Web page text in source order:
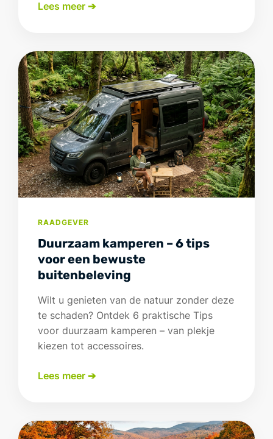
Lees meer ➔
RAADGEVER
Duurzaam kamperen – 6 tips
voor een bewuste
buitenbeleving
Wilt u genieten van de natuur zonder deze
te schaden? Ontdek 6 praktische Tips
voor duurzaam kamperen – van plekje
kiezen tot accessoires.
Lees meer ➔